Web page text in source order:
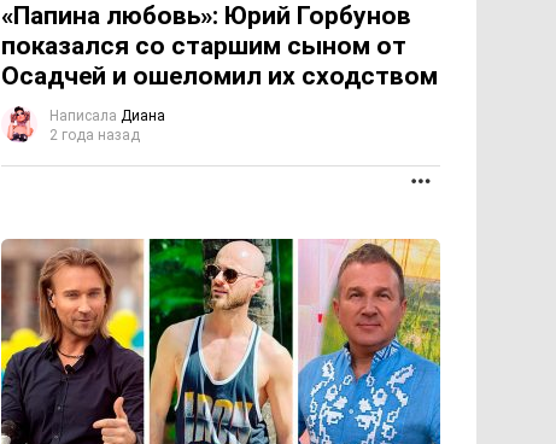
«Папина любовь»: Юрий Горбунов
показался со старшим сыном от
Осадчей и ошеломил их сходством
Написала Диана
2 года назад